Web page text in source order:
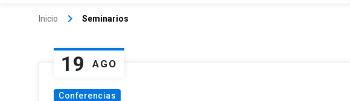
Inicio keyboard_arrow_right Seminarios
19 AGO
Conferencias